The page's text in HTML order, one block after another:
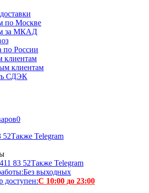
по Москве
за МКАД
по России
клиентам
клиентам
СДЭК
0
52Также Telegram
83 52Также Telegram
Без выходных
доступен:С 10:00 до 23:00